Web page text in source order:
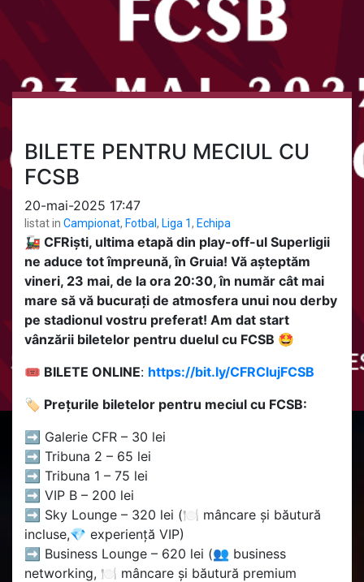
BILETE PENTRU MECIUL CU
FCSB
20-mai-2025 17:47
listat in Campionat, Fotbal , Liga 1, Echipa
🚂 CFRiști, ultima etapă din play-off-ul Superligii
ne aduce tot împreună, în Gruia! Vă așteptăm
vineri, 23 mai, de la ora 20:30, în număr cât mai
mare să vă bucurați de atmosfera unui nou derby
pe stadionul vostru preferat! Am dat start
vânzării biletelor pentru duelul cu FCSB 🤩
🎟 BILETE ONLINE: https://bit.ly/CFRClujFCSB
🏷️ Prețurile biletelor pentru meciul cu FCSB:
➡️ Galerie CFR – 30 lei
➡️ Tribuna 2 – 65 lei
➡️ Tribuna 1 – 75 lei
➡️ VIP B – 200 lei
➡️ Sky Lounge – 320 lei (🍽️ mâncare și băutură
incluse,💎 experiență VIP)
➡️ Business Lounge – 620 lei (👥 business
networking, 🍽️ mâncare și băutură premium